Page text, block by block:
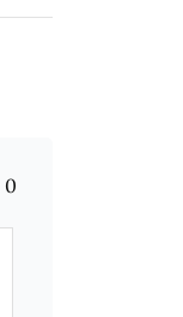
0